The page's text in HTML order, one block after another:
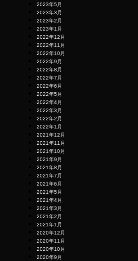
2023年5月
2023年3月
2023年2月
2023年1月
2022年12月
2022年11月
2022年10月
2022年9月
2022年8月
2022年7月
2022年6月
2022年5月
2022年4月
2022年3月
2022年2月
2022年1月
2021年12月
2021年11月
2021年10月
2021年9月
2021年8月
2021年7月
2021年6月
2021年5月
2021年4月
2021年3月
2021年2月
2021年1月
2020年12月
2020年11月
2020年10月
2020年9月